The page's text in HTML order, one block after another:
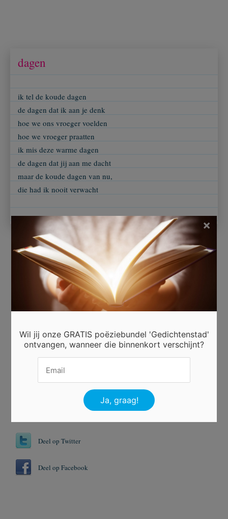
dagen
ik tel de koude dagen
de dagen dat ik aan je denk
hoe we ons vroeger voelden
hoe we vroeger praatten
ik mis deze warme dagen
de dagen dat jij aan me dacht
maar de koude dagen van nu,
die had ik nooit verwacht
Ingezonden door
Peeters Elisa
Beoordeel dit gedicht
Er is 1 keer gestemd.
Deel op Twitter
Deel op Facebook
Wil jij onze GRATIS poëziebundel 'Gedichtenstad'
ontvangen, wanneer die binnenkort verschijnt?
×